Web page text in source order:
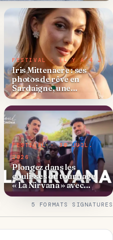
FESTIVAL · IL Y A 4 J
Iris Mittenaere : ses
photos de rêve en
Sardaigne, une
escapade idyllique loin
des tapis rouges
FESTIVAL · 30 JUIL.
2026
Plongez dans les
coulisses du tournage
« La Nirvana » avec
Abdoul fait son cinéma
5 FORMATS SIGNATURES